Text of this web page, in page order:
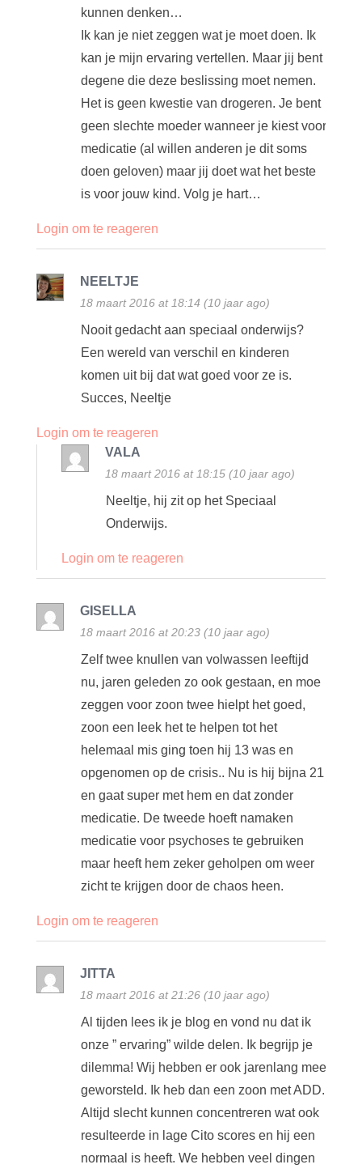
kunnen denken…
Ik kan je niet zeggen wat je moet doen. Ik
kan je mijn ervaring vertellen. Maar jij bent
degene die deze beslissing moet nemen.
Het is geen kwestie van drogeren. Je bent
geen slechte moeder wanneer je kiest voor
medicatie (al willen anderen je dit soms
doen geloven) maar jij doet wat het beste
is voor jouw kind. Volg je hart…
Login om te reageren
NEELTJE
18 maart 2016 at 18:14 (10 jaar ago)
Nooit gedacht aan speciaal onderwijs?
Een wereld van verschil en kinderen
komen uit bij dat wat goed voor ze is.
Succes, Neeltje
Login om te reageren
VALA
18 maart 2016 at 18:15 (10 jaar ago)
Neeltje, hij zit op het Speciaal
Onderwijs.
Login om te reageren
GISELLA
18 maart 2016 at 20:23 (10 jaar ago)
Zelf twee knullen van volwassen leeftijd
nu, jaren geleden zo ook gestaan, en moe
zeggen voor zoon twee hielpt het goed,
zoon een leek het te helpen tot het
helemaal mis ging toen hij 13 was en
opgenomen op de crisis.. Nu is hij bijna 21
en gaat super met hem en dat zonder
medicatie. De tweede hoeft namaken
medicatie voor psychoses te gebruiken
maar heeft hem zeker geholpen om weer
zicht te krijgen door de chaos heen.
Login om te reageren
JITTA
18 maart 2016 at 21:26 (10 jaar ago)
Al tijden lees ik je blog en vond nu dat ik
onze ” ervaring” wilde delen. Ik begrijp je
dilemma! Wij hebben er ook jarenlang mee
geworsteld. Ik heb dan een zoon met ADD.
Altijd slecht kunnen concentreren wat ook
resulteerde in lage Cito scores en hij een
normaal is heeft. We hebben veel dingen